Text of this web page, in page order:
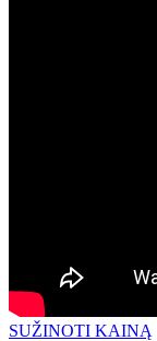
SUŽINOTI KAINĄ